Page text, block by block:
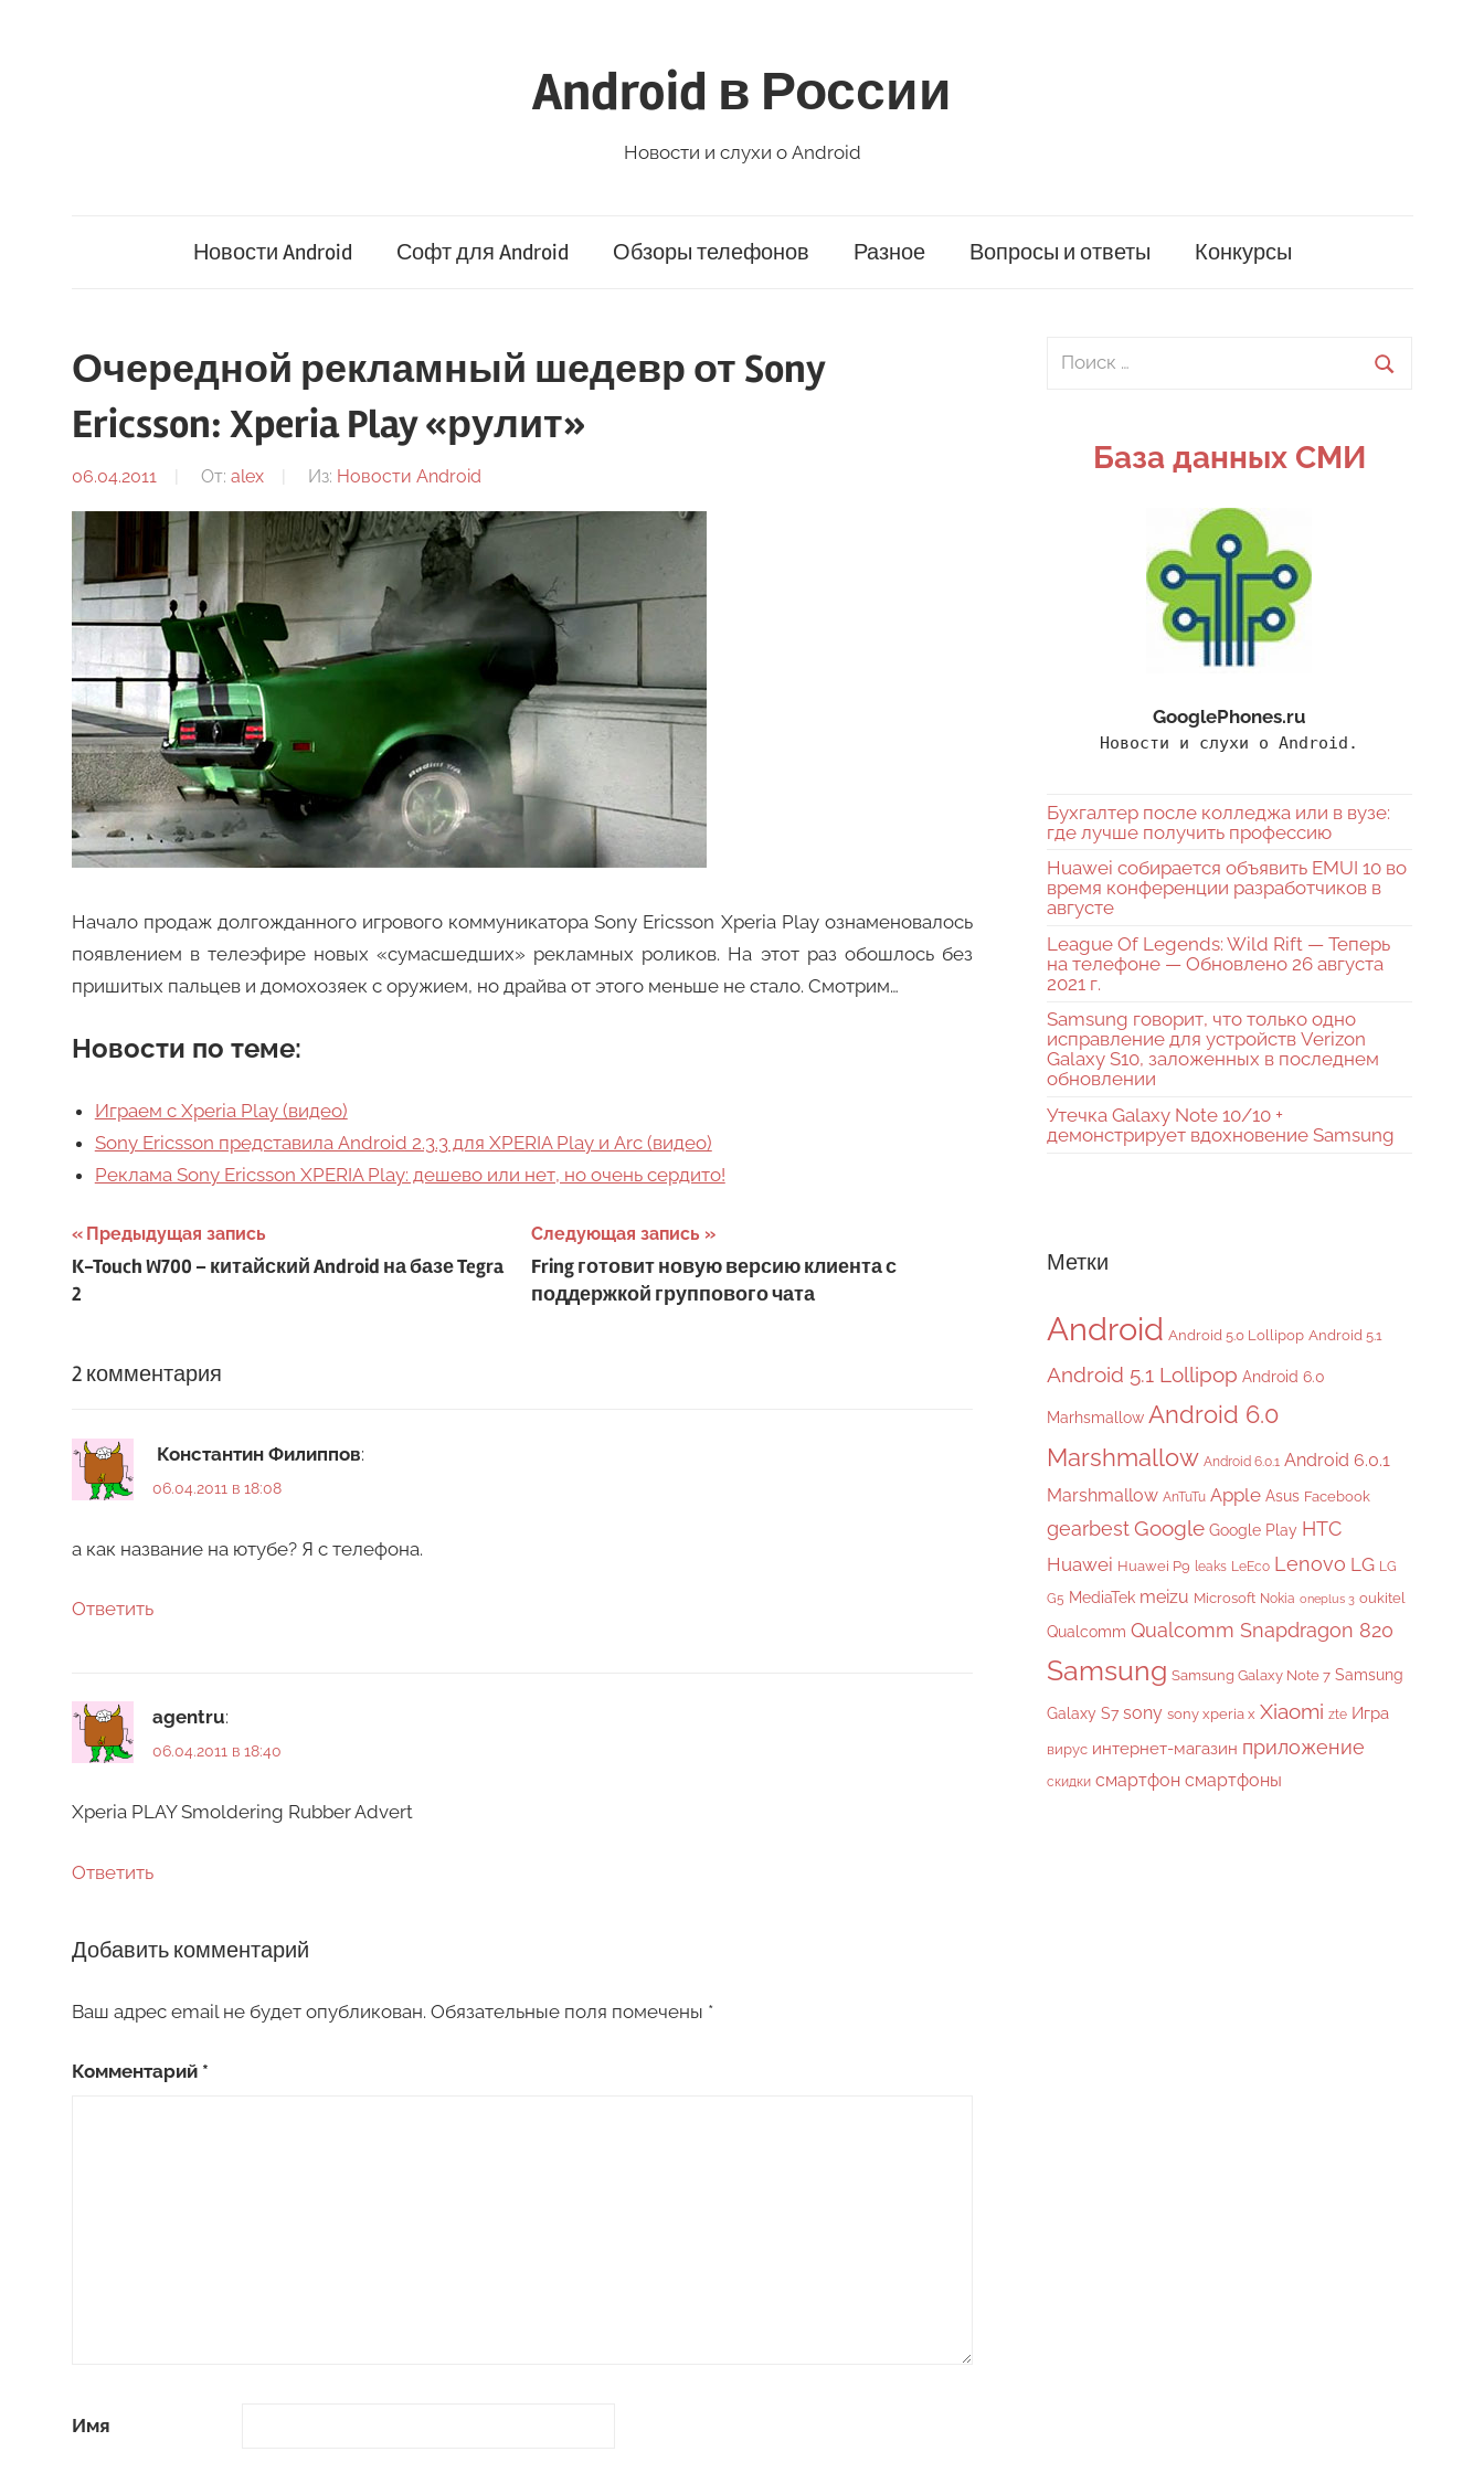
Android в России
Новости и слухи о Android
Новости Android Софт для Android Обзоры телефонов Разное Вопросы и ответы Конкурсы
Очередной рекламный шедевр от Sony
Ericsson: Xperia Play «рулит»
06.04.2011 От: alex Из: Новости Android
Начало продаж долгожданного игрового коммуникатора Sony Ericsson Xperia Play ознаменовалось
появлением в телеэфире новых «сумасшедших» рекламных роликов. На этот раз обошлось без
пришитых пальцев и домохозяек с оружием, но драйва от этого меньше не стало. Смотрим…
Новости по теме:
Играем с Xperia Play (видео)
Sony Ericsson представила Android 2.3.3 для XPERIA Play и Arc (видео)
Реклама Sony Ericsson XPERIA Play: дешево или нет, но очень сердито!
Навигация
по
Предыдущая запись
K-Touch W700 – китайский Android на базе Tegra
2
Следующая запись
Fring готовит новую версию клиента с
поддержкой группового чата
2 комментария
Константин Филиппов:
06.04.2011 в 18:08
а как название на ютубе? Я с телефона.
Ответить
agentru:
06.04.2011 в 18:40
Xperia PLAY Smoldering Rubber Advert
Ответить
Добавить комментарий
Ваш адрес email не будет опубликован. Обязательные поля помечены *
Комментарий *
Имя
Поиск
База данных СМИ
GooglePhones.ru
Новости и слухи о Android.
Бухгалтер после колледжа или в вузе:
где лучше получить профессию
Huawei собирается объявить EMUI 10 во
время конференции разработчиков в
августе
League Of Legends: Wild Rift — Теперь
на телефоне — Обновлено 26 августа
2021 г.
Samsung говорит, что только одно
исправление для устройств Verizon
Galaxy S10, заложенных в последнем
обновлении
Утечка Galaxy Note 10/10 +
демонстрирует вдохновение Samsung
Метки
Android Android 5.0 Lollipop Android 5.1
Android 5.1 Lollipop Android 6.0
Marhsmallow Android 6.0
Marshmallow Android 6.0.1 Android 6.0.1
Marshmallow AnTuTu Apple Asus Facebook
gearbestGoogle Google Play HTC
Huawei Huawei P9 leaks LeEco Lenovo LG LG
G5 MediaTek meizu Microsoft Nokia oneplus 3 oukitel
Qualcomm Qualcomm Snapdragon 820
Samsung Samsung Galaxy Note 7 Samsung
Galaxy S7 sony sony xperia x Xiaomi zte Игра
вирус интернет-магазин приложение
скидки смартфон смартфоны